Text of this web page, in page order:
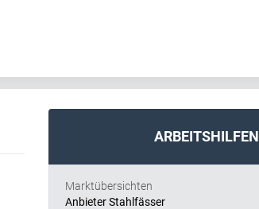
ARBEITSHILFEN
Marktübersichten
Anbieter Stahlfässer